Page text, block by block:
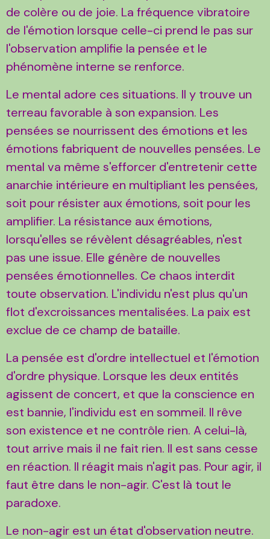
de colère ou de joie. La fréquence vibratoire
de l'émotion lorsque celle-ci prend le pas sur
l'observation amplifie la pensée et le
phénomène interne se renforce.
Le mental adore ces situations. Il y trouve un
terreau favorable à son expansion. Les
pensées se nourrissent des émotions et les
émotions fabriquent de nouvelles pensées. Le
mental va même s'efforcer d'entretenir cette
anarchie intérieure en multipliant les pensées,
soit pour résister aux émotions, soit pour les
amplifier. La résistance aux émotions,
lorsqu'elles se révèlent désagréables, n'est
pas une issue. Elle génère de nouvelles
pensées émotionnelles. Ce chaos interdit
toute observation. L'individu n'est plus qu'un
flot d'excroissances mentalisées. La paix est
exclue de ce champ de bataille.
La pensée est d'ordre intellectuel et l'émotion
d'ordre physique. Lorsque les deux entités
agissent de concert, et que la conscience en
est bannie, l'individu est en sommeil. Il rêve
son existence et ne contrôle rien. A celui-là,
tout arrive mais il ne fait rien. Il est sans cesse
en réaction. Il réagit mais n'agit pas. Pour agir, il
faut être dans le non-agir. C'est là tout le
paradoxe.
Le non-agir est un état d'observation neutre.